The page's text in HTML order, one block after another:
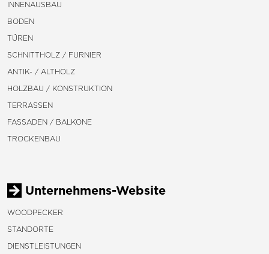
INNENAUSBAU
BODEN
TÜREN
SCHNITTHOLZ / FURNIER
ANTIK- / ALTHOLZ
HOLZBAU / KONSTRUKTION
TERRASSEN
FASSADEN / BALKONE
TROCKENBAU
Unternehmens-Website
WOODPECKER
STANDORTE
DIENSTLEISTUNGEN